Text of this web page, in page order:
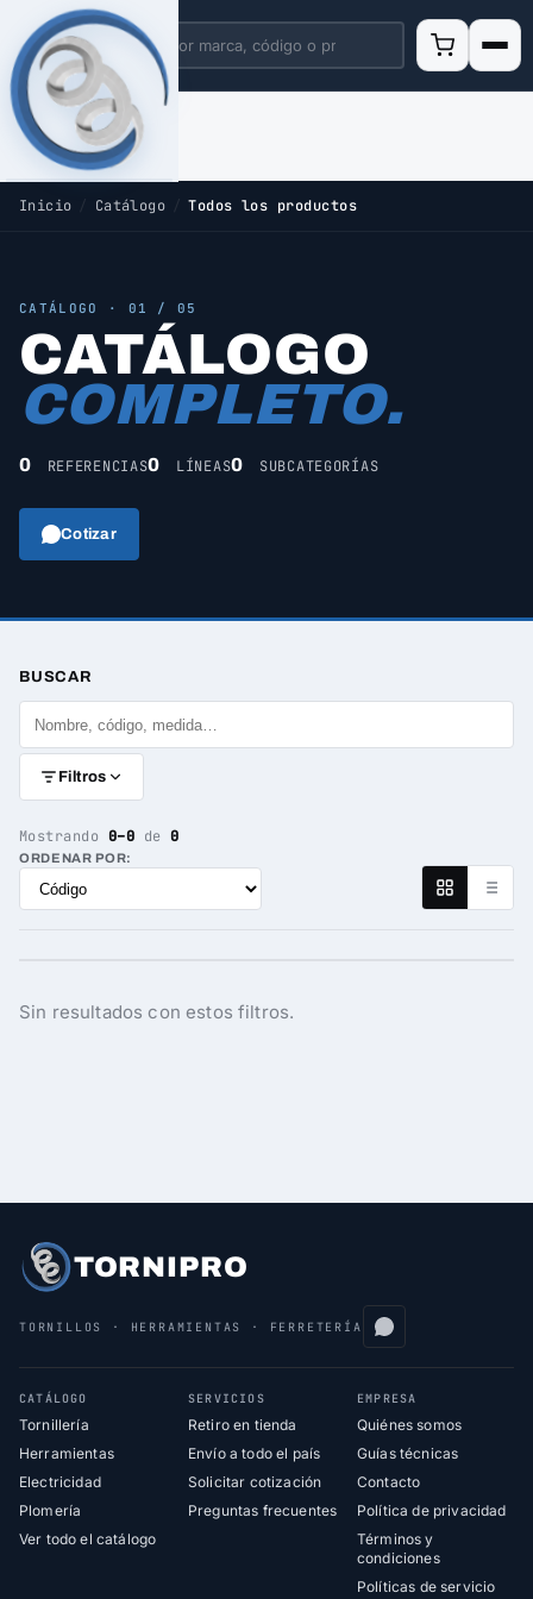
Inicio / Catálogo Todos los productos
CATÁLOGO · 01 / 05
CATÁLOGO
COMPLETO.
0 REFERENCIAS0 LÍNEAS0 SUBCATEGORÍAS
Cotizar
BUSCAR
Filtros
Mostrando 0–0 de0
ORDENAR POR:
Sin resultados con estos filtros.
TORNIPRO
TORNILLOS · HERRAMIENTAS · FERRETERÍA
CATÁLOGO
Tornillería
Herramientas
Electricidad
Plomería
Ver todo el catálogo
SERVICIOS
Retiro en tienda
Envío a todo el país
Solicitar cotización
Preguntas frecuentes
EMPRESA
Quiénes somos
Guías técnicas
Contacto
Política de privacidad
Términos y
condiciones
Políticas de servicio